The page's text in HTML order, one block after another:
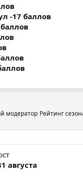
-17 баллов
модератор Рейтинг
августа